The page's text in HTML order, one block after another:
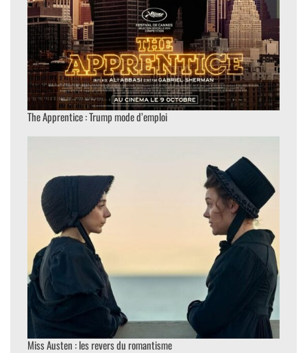
The Apprentice : Trump mode d’emploi
Miss Austen : les revers du romantisme